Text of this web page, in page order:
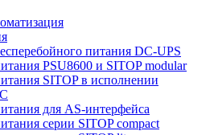
питания DC-UPS
PSU8600 и SITOP modular
SITOP в исполнении
для AS-интерфейса
серии SITOP compact